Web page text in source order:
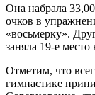
Она набрала
очков в
«восьмерку».
заняла 19-е
Отметим, что
гимнастике